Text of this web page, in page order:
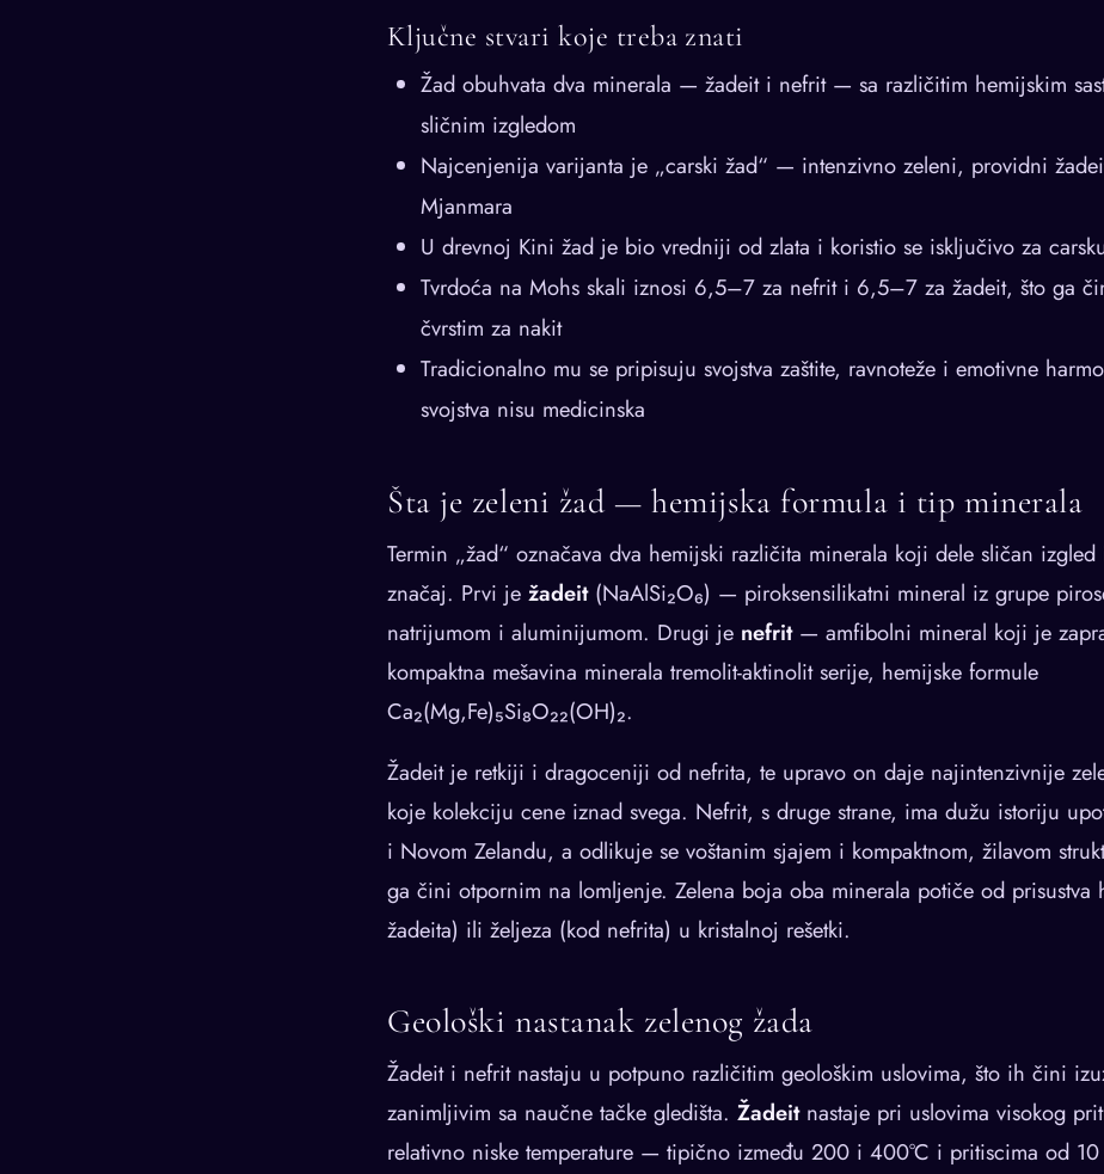
Ključne stvari koje treba znati
Žad obuhvata dva minerala — žadeit i nefrit — sa različitim hemijskim
sličnim izgledom
Najcenjenija varijanta je „carski žad“ — intenzivno zeleni, providni
Mjanmara
U drevnoj Kini žad je bio vredniji od zlata i koristio se isključivo za
Tvrdoća na Mohs skali iznosi 6,5–7 za nefrit i 6,5–7 za žadeit, što ga
čvrstim za nakit
Tradicionalno mu se pripisuju svojstva zaštite, ravnoteže i emotivne
svojstva nisu medicinska
Šta je zeleni žad — hemijska formula i tip minerala
Termin „žad“ označava dva hemijski različita minerala koji dele sličan
značaj. Prvi je žadeit(NaAlSi₂O₆) — piroksensilikatni mineral iz grupe
natrijumom i aluminijumom. Drugi je nefrit— amfibolni mineral koji je
kompaktna mešavina minerala tremolit-aktinolit serije, hemijske formule
Ca₂(Mg,Fe)₅Si₈O₂₂(OH)₂.
Žadeit je retkiji i dragoceniji od nefrita, te upravo on daje najintenzivnije
koje kolekciju cene iznad svega. Nefrit, s druge strane, ima dužu istoriju
i Novom Zelandu, a odlikuje se voštanim sjajem i kompaktnom, žilavom
ga čini otpornim na lomljenje. Zelena boja oba minerala potiče od prisustva
žadeita) ili željeza (kod nefrita) u kristalnoj rešetki.
Geološki nastanak zelenog žada
Žadeit i nefrit nastaju u potpuno različitim geološkim uslovima, što ih čini
zanimljivim sa naučne tačke gledišta. Žadeitnastaje pri uslovima visokog
relativno niske temperature — tipično između 200 i 400°C i pritiscima od